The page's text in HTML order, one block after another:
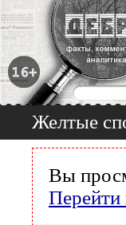
Желтые
Вы